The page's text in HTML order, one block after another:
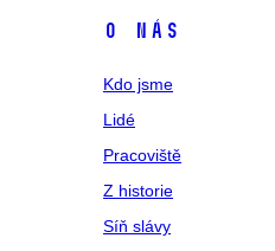
O NÁS
Kdo jsme
Lidé
Pracoviště
Z historie
Síň slávy